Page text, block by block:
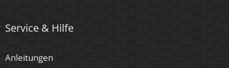
Service & Hilfe
Anleitungen